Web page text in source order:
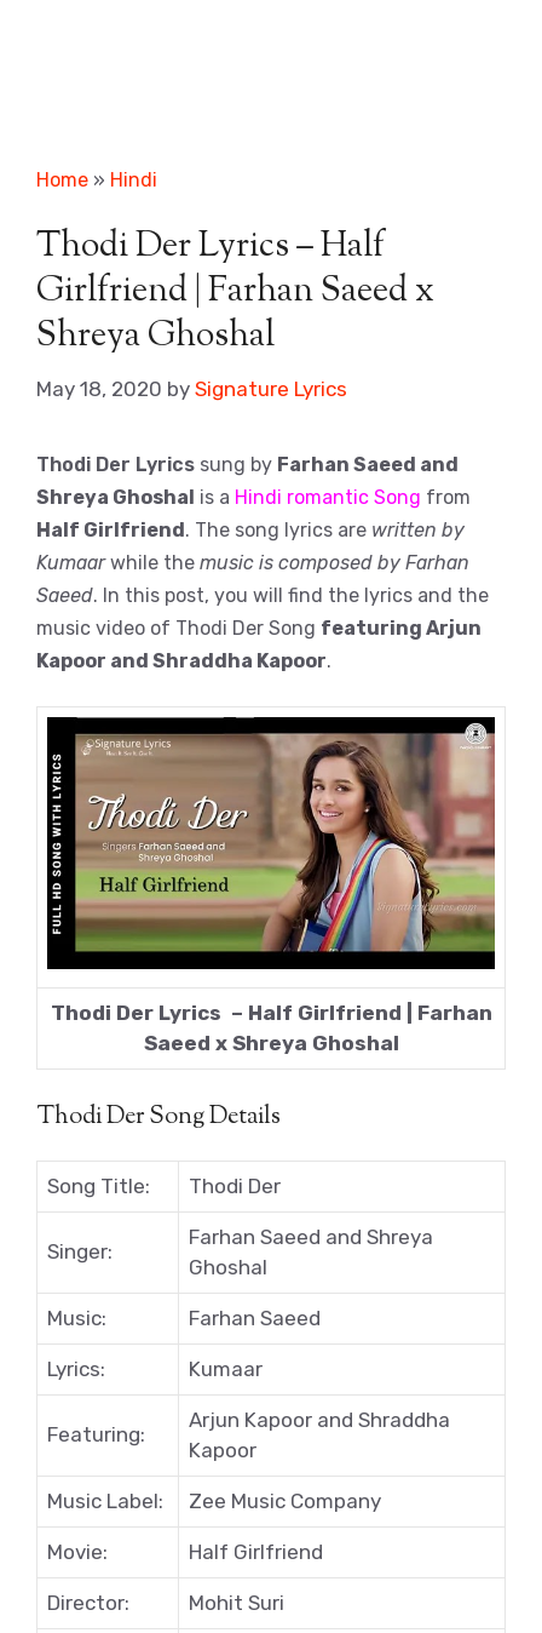
Home » Hindi
Thodi Der Lyrics – Half
Girlfriend | Farhan Saeed x
Shreya Ghoshal
May 18, 2020 by Signature Lyrics
Thodi Der Lyrics sung by Farhan Saeed and
Shreya Ghoshal is a Hindi romantic Song from
Half Girlfriend. The song lyrics are written by
Kumaarwhile the music is composed by Farhan
Saeed. In this post, you will find the lyrics and the
music video of Thodi Der Song featuring Arjun
Kapoor and Shraddha Kapoor.
Thodi Der Lyrics – Half Girlfriend | Farhan
Saeed x Shreya Ghoshal
Thodi Der Song Details
Song Title: Thodi Der
Singer:
Farhan Saeed and Shreya
Ghoshal
Music: Farhan Saeed
Lyrics: Kumaar
Featuring:
Arjun Kapoor and Shraddha
Kapoor
Music Label: Zee Music Company
Movie: Half Girlfriend
Director: Mohit Suri